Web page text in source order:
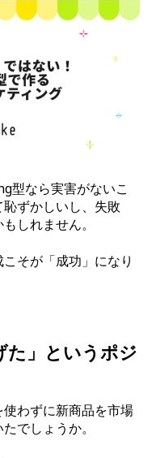
型なら実害がないこ
ずかしいし、失敗
しれません。
そが「成功」になり
た」というポジ
わずに新商品を市場
でしょうか。